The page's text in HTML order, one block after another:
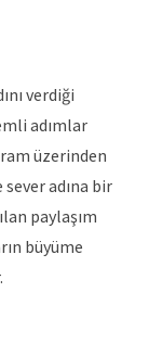
verdiği
adımlar
üzerinden
adına bir
paylaşım
büyüme